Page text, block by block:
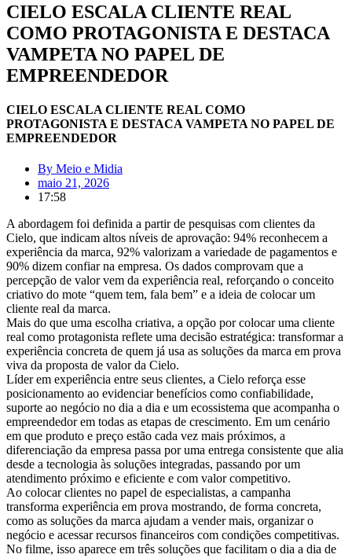
CIELO ESCALA CLIENTE REAL
COMO PROTAGONISTA E DESTACA
VAMPETA NO PAPEL DE
EMPREENDEDOR
CIELO ESCALA CLIENTE REAL COMO
PROTAGONISTA E DESTACA VAMPETA NO PAPEL DE
EMPREENDEDOR
By Meio e Midia
maio 21, 2026
17:58
A abordagem foi definida a partir de pesquisas com clientes da
Cielo, que indicam altos níveis de aprovação: 94% reconhecem a
experiência da marca, 92% valorizam a variedade de pagamentos e
90% dizem confiar na empresa. Os dados comprovam que a
percepção de valor vem da experiência real, reforçando o conceito
criativo do mote “quem tem, fala bem” e a ideia de colocar um
cliente real da marca.
Mais do que uma escolha criativa, a opção por colocar uma cliente
real como protagonista reflete uma decisão estratégica: transformar a
experiência concreta de quem já usa as soluções da marca em prova
viva da proposta de valor da Cielo.
Líder em experiência entre seus clientes, a Cielo reforça esse
posicionamento ao evidenciar benefícios como confiabilidade,
suporte ao negócio no dia a dia e um ecossistema que acompanha o
empreendedor em todas as etapas de crescimento. Em um cenário
em que produto e preço estão cada vez mais próximos, a
diferenciação da empresa passa por uma entrega consistente que alia
desde a tecnologia às soluções integradas, passando por um
atendimento próximo e eficiente e com valor competitivo.
Ao colocar clientes no papel de especialistas, a campanha
transforma experiência em prova mostrando, de forma concreta,
como as soluções da marca ajudam a vender mais, organizar o
negócio e acessar recursos financeiros com condições competitivas.
No filme, isso aparece em três soluções que facilitam o dia a dia de